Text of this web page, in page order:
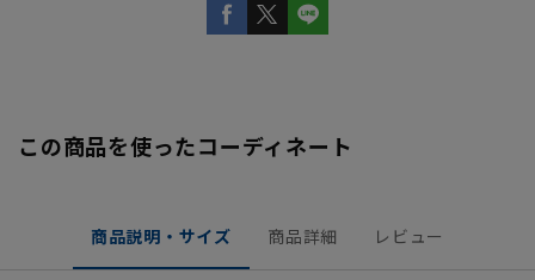
この商品を使ったコーディネート
商品説明・サイズ 商品詳細 レビュー